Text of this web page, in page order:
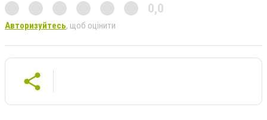
0,0
Авторизуйтесь, щоб оцінити